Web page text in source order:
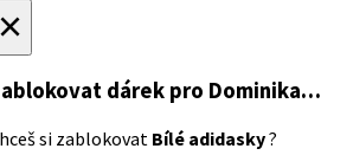
dárek pro Dominika…
si zablokovat Bílé adidasky?